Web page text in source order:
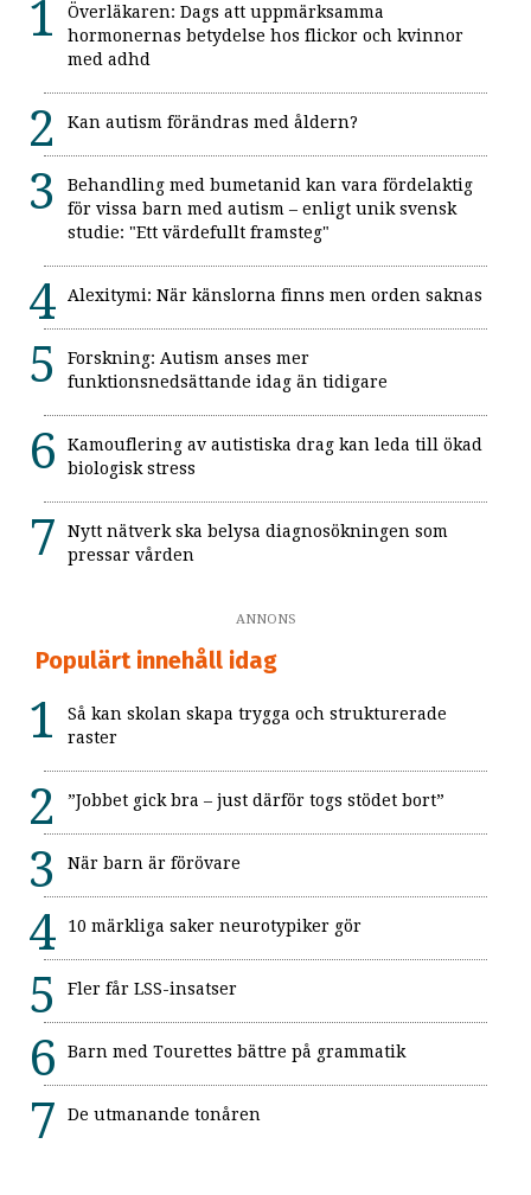
Överläkaren: Dags att uppmärksamma
hormonernas betydelse hos flickor och kvinnor
med adhd
Kan autism förändras med åldern?
Behandling med bumetanid kan vara fördelaktig
för vissa barn med autism – enligt unik svensk
studie: "Ett värdefullt framsteg"
Alexitymi: När känslorna finns men orden saknas
Forskning: Autism anses mer
funktionsnedsättande idag än tidigare
Kamouflering av autistiska drag kan leda till ökad
biologisk stress
Nytt nätverk ska belysa diagnosökningen som
pressar vården
ANNONS
Populärt innehåll idag
Så kan skolan skapa trygga och strukturerade
raster
”Jobbet gick bra – just därför togs stödet bort”
När barn är förövare
10 märkliga saker neurotypiker gör
Fler får LSS-insatser
Barn med Tourettes bättre på grammatik
De utmanande tonåren